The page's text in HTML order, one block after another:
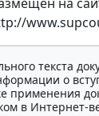
на
текста
о
применения
в Интернет-